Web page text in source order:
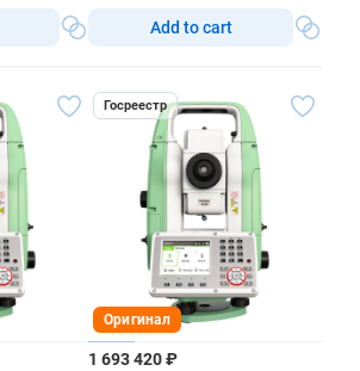
Add to cart
Госреестр
Оригинал
1 693 420 ₽